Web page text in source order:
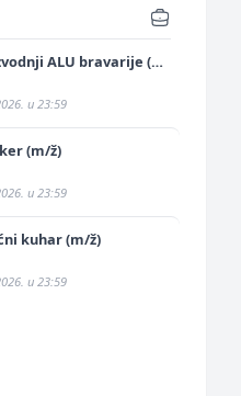
ALU bravarije (m/
u 23:59
(m/ž)
u 23:59
kuhar (m/ž)
u 23:59